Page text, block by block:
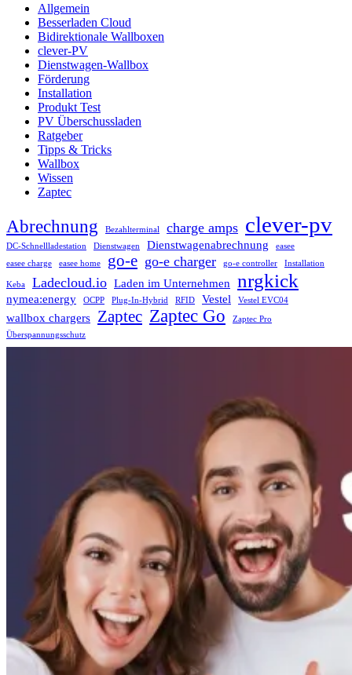
Allgemein
Besserladen Cloud
Bidirektionale Wallboxen
clever-PV
Dienstwagen-Wallbox
Förderung
Installation
Produkt Test
PV Überschussladen
Ratgeber
Tipps & Tricks
Wallbox
Wissen
Zaptec
Abrechnung Bezahlterminal charge amps clever-pv
DC-Schnellladestation Dienstwagen Dienstwagenabrechnung
easee
easee charge
easee home go-e go-e charger go-e controller Installation
Keba Ladecloud.io Laden im Unternehmen nrgkick
nymea:energy OCPP Plug-In-Hybrid RFID Vestel Vestel EVC04
wallbox chargers Zaptec Zaptec Go
Zaptec Pro
Überspannungsschutz